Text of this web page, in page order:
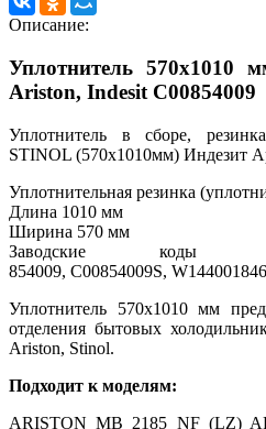
Описание:
Уплотнитель 570х1010
Ariston, Indesit С00854009
Уплотнитель в сборе,
STINOL (570x1010мм) Индезит
Уплотнительная резинка
Длина 1010 мм
Ширина 570 мм
Заводские коды
854009, C00854009S,
Уплотнитель 570х1010 мм
отделения бытовых
Ariston, Stinol.
Подходит к моделям:
ARISTON MB 2185 NF (LZ)